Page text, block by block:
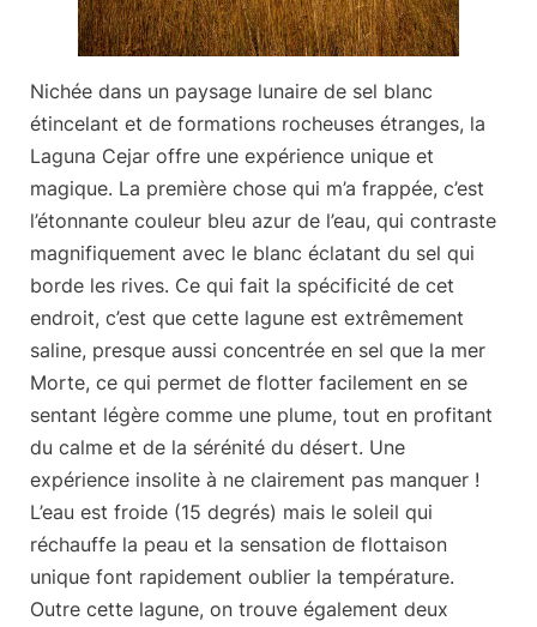
Nichée dans un paysage lunaire de sel blanc
étincelant et de formations rocheuses étranges, la
Laguna Cejar offre une expérience unique et
magique. La première chose qui m’a frappée, c’est
l’étonnante couleur bleu azur de l’eau, qui contraste
magnifiquement avec le blanc éclatant du sel qui
borde les rives. Ce qui fait la spécificité de cet
endroit, c’est que cette lagune est extrêmement
saline, presque aussi concentrée en sel que la mer
Morte, ce qui permet de flotter facilement en se
sentant légère comme une plume, tout en profitant
du calme et de la sérénité du désert. Une
expérience insolite à ne clairement pas manquer !
L’eau est froide (15 degrés) mais le soleil qui
réchauffe la peau et la sensation de flottaison
unique font rapidement oublier la température.
Outre cette lagune, on trouve également deux